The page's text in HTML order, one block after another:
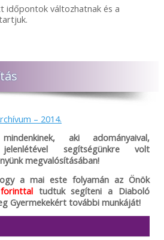
időpontok változhatnak és a
– 2014.
aki adományaival,
segítségünkre volt
megvalósításában!
a mai este folyamán az Önök
tudtuk segíteni a Diaboló
Gyermekekért további munkáját!